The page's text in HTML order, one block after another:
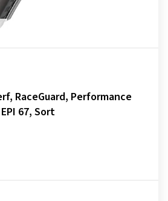
RaceGuard, Performance
67, Sort